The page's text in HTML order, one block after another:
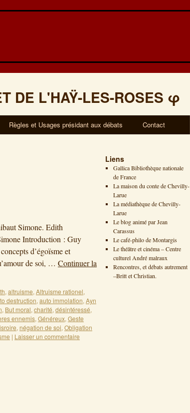
DE L'HAŸ-LES-ROSES φ
Règles et Usages présidant aux débats Contact
Simone. Edith
Introduction : Guy
d’égoïsme et
de soi, … Continuer la
, altruisme, Altruisme rationel,
destruction, auto immolation, Ayn
, But moral, charité, désintéressé,
ennemis, Généreux, Geste
, négation de soi, Obligation
| Laisser un commentaire
Liens
Gallica Bibliothèque nationale
de France
La maison du conte de Chevilly-
Larue
La médiathèque de Chevilly-
Larue
Le blog animé par Jean
Carassus
Le café-philo de Montargis
Le théâtre et cinéma – Centre
culturel André malraux
Rencontres, et débats autrement
–Britt et Christian.